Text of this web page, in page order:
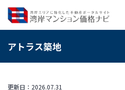
アトラス築地
更新日：2026.07.31